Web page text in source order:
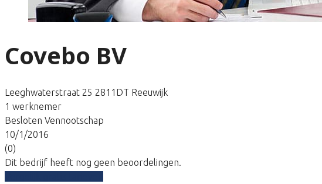
Covebo BV
Leeghwaterstraat 25 2811DT Reeuwijk
1 werknemer
Besloten Vennootschap
10/1/2016
(0)
Dit bedrijf heeft nog geen beoordelingen.